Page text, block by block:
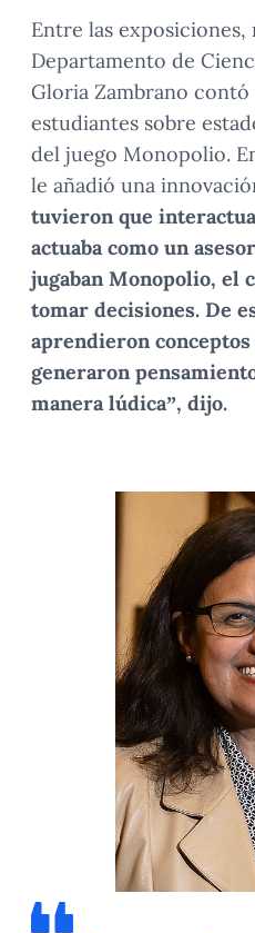
Entre las
Departamento de
Gloria Zambrano contó
estudiantes sobre
del juego Monopolio.
le añadió una
tuvieron que
actuaba como un
jugaban Monopolio, el
tomar decisiones. De
aprendieron
generaron
manera lúdica”, dijo.